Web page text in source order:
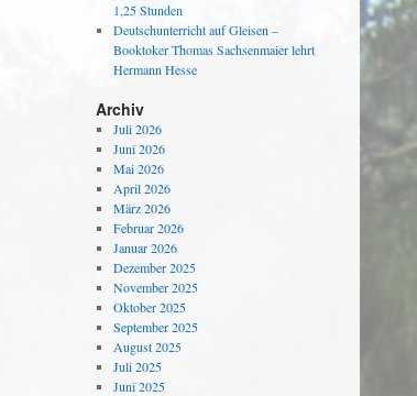
1,25 Stunden
Deutschunterricht auf Gleisen –
Booktoker Thomas Sachsenmaier lehrt
Hermann Hesse
Archiv
Juli 2026
Juni 2026
Mai 2026
April 2026
März 2026
Februar 2026
Januar 2026
Dezember 2025
November 2025
Oktober 2025
September 2025
August 2025
Juli 2025
Juni 2025